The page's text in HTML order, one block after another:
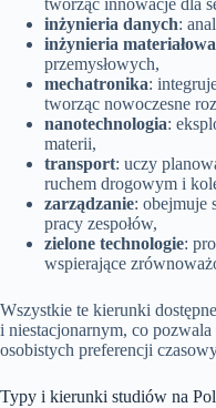
tworząc innowacje dla
inżynieria danych:
inżynieria materiałowa
przemysłowych,
mechatronika:
tworząc nowoczesne
nanotechnologia:
materii,
transport: uczy
ruchem drogowym i
zarządzanie: obejmuje
pracy zespołów,
zielone technologie:
wspierające
Wszystkie te kierunki
i niestacjonarnym, co
osobistych preferencji
Typy i kierunki studiów na